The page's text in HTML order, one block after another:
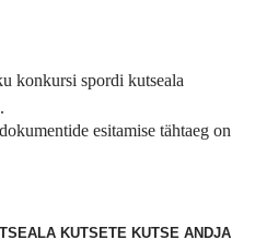
konkursi spordi kutseala
esitamise tähtaeg on
KUTSETE KUTSE ANDJA